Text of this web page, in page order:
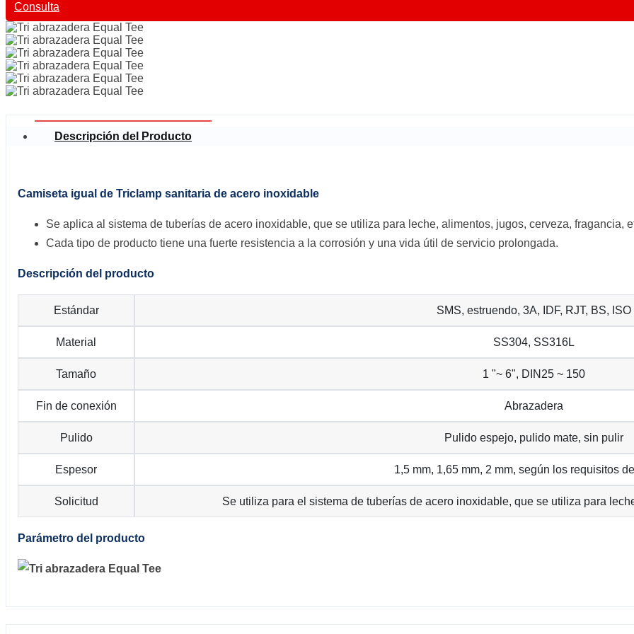
Consulta
Descripción del Producto
Camiseta igual de Triclamp sanitaria de acero inoxidable
Se aplica al sistema de tuberías de acero inoxidable, que se utiliza para leche, alimentos, jugos, cerveza, fragancia,
Cada tipo de producto tiene una fuerte resistencia a la corrosión y una vida útil de servicio prolongada.
Descripción del producto
Estándar SMS, estruendo, 3A, IDF, RJT, BS, ISO
Material SS304, SS316L
Tamaño 1 "~ 6", DIN25 ~ 150
Fin de conexión Abrazadera
Pulido Pulido espejo, pulido mate, sin pulir
Espesor 1,5 mm, 1,65 mm, 2 mm, según los requisitos
Solicitud Se utiliza para el sistema de tuberías de acero inoxidable, que se utiliza para
Parámetro del producto